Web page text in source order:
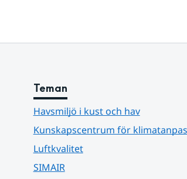
Teman
Havsmiljö i kust och hav
Kunskapscentrum för
Luftkvalitet
SIMAIR